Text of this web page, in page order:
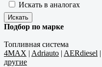
Искать в аналогах
Подбор по марке
Топливная система
4MAX | Adriauto | AERdiesel |
другие